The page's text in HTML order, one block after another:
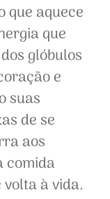
que aquece
que
glóbulos
e
suas
de se
aos
comida
à vida.